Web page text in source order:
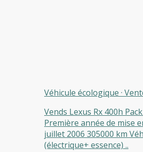
Véhicule écologique ·
Vends Lexus Rx 400h
Première année de mise
juillet 2006 305000 km
(électrique+ essence) ..